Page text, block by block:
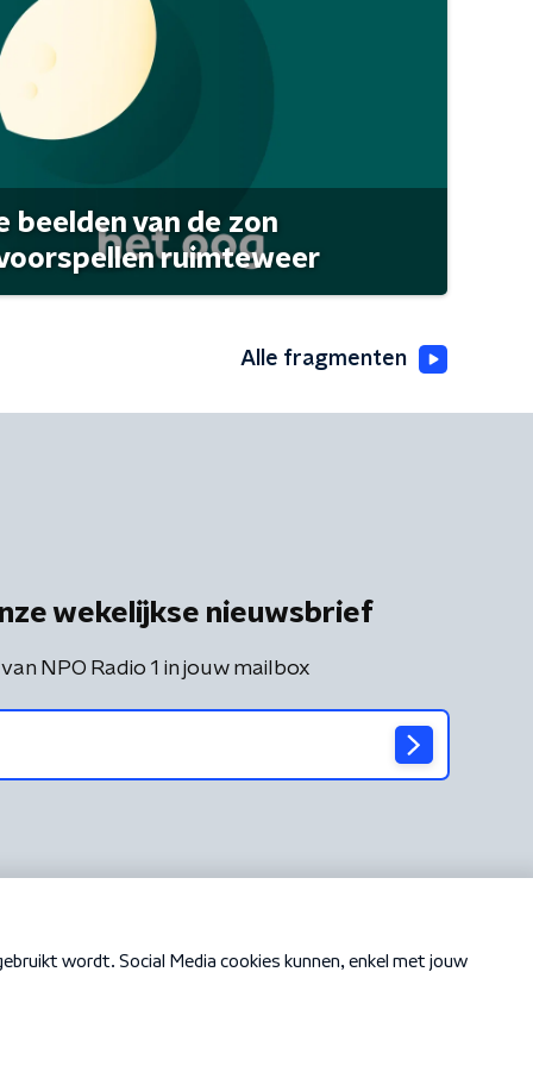
beelden van de zon
ruimteweer
Alle fragmenten
wekelijkse nieuwsbrief
NPO Radio 1 in jouw mailbox